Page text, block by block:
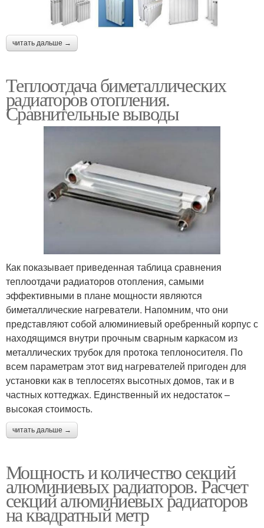
читать дальше →
Теплоотдача биметаллических
радиаторов отопления.
Сравнительные выводы
Как показывает приведенная таблица сравнения
теплоотдачи радиаторов отопления, самыми
эффективными в плане мощности являются
биметаллические нагреватели. Напомним, что они
представляют собой алюминиевый оребренный корпус с
находящимся внутри прочным сварным каркасом из
металлических трубок для протока теплоносителя. По
всем параметрам этот вид нагревателей пригоден для
установки как в теплосетях высотных домов, так и в
частных коттеджах. Единственный их недостаток –
высокая стоимость.
читать дальше →
Мощность и количество секций
алюминиевых радиаторов. Расчет
секций алюминиевых радиаторов
на квадратный метр